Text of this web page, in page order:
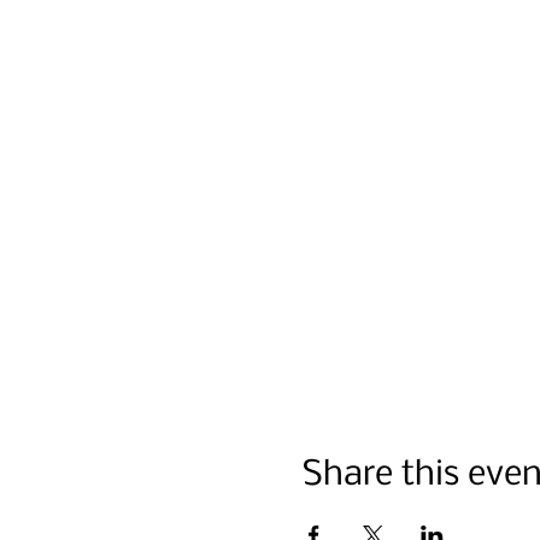
Share this